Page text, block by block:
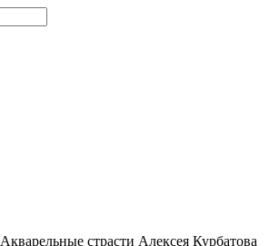
Акварельные страсти Алексея Курбатова